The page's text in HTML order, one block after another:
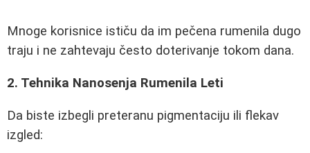
Mnoge korisnice ističu da im pečena rumenila dugo
traju i ne zahtevaju često doterivanje tokom dana.
2. Tehnika Nanosenja Rumenila Leti
Da biste izbegli preteranu pigmentaciju ili flekav
izgled: